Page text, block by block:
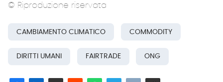
© Riproduzione riservata
CAMBIAMENTO CLIMATICO COMMODITY
DIRITTI UMANI FAIRTRADE ONG